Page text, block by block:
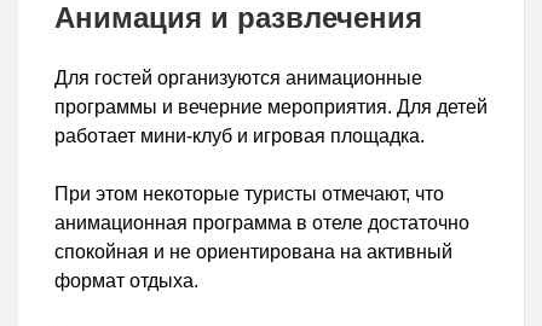
Анимация и развлечения
Для гостей организуются анимационные
программы и вечерние мероприятия. Для детей
работает мини-клуб и игровая площадка.
При этом некоторые туристы отмечают, что
анимационная программа в отеле достаточно
спокойная и не ориентирована на активный
формат отдыха.